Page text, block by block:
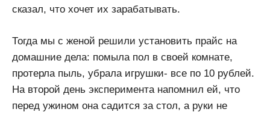
сказал, что хочет их зарабатывать.
Тогда мы с женой решили установить прайс на
домашние дела: помыла пол в своей комнате,
протерла пыль, убрала игрушки- все по 10 рублей.
На второй день эксперимента напомнил ей, что
перед ужином она садится за стол, а руки не